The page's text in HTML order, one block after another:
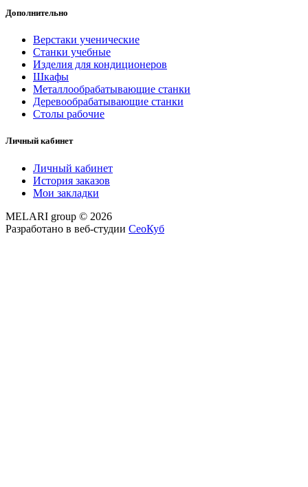
Дополнительно
Верстаки ученические
Станки учебные
Изделия для кондиционеров
Шкафы
Металлообрабатывающие станки
Деревообрабатывающие станки
Столы рабочие
Личный кабинет
Личный кабинет
История заказов
Мои закладки
MELARI group © 2026
Разработано в веб-студии СеоКуб